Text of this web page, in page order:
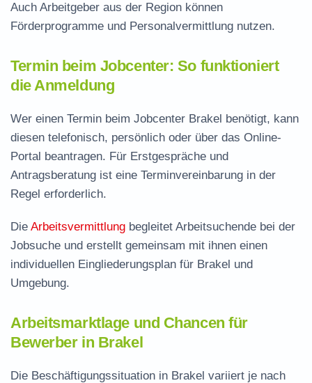
Auch Arbeitgeber aus der Region können
Förderprogramme und Personalvermittlung nutzen.
Termin beim Jobcenter: So funktioniert
die Anmeldung
Wer einen Termin beim Jobcenter Brakel benötigt, kann
diesen telefonisch, persönlich oder über das Online-
Portal beantragen. Für Erstgespräche und
Antragsberatung ist eine Terminvereinbarung in der
Regel erforderlich.
Die Arbeitsvermittlung begleitet Arbeitsuchende bei der
Jobsuche und erstellt gemeinsam mit ihnen einen
individuellen Eingliederungsplan für Brakel und
Umgebung.
Arbeitsmarktlage und Chancen für
Bewerber in Brakel
Die Beschäftigungssituation in Brakel variiert je nach